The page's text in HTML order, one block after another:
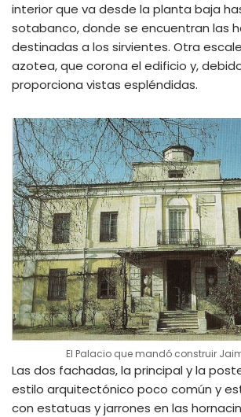
interior que va desde la planta baja
sotabanco, donde se encuentran las
destinadas a los sirvientes. Otra
azotea, que corona el edificio y,
proporciona vistas espléndidas.
El Palacio que mandó construir
Las dos fachadas, la principal y la
estilo arquitectónico poco común y
con estatuas y jarrones en las